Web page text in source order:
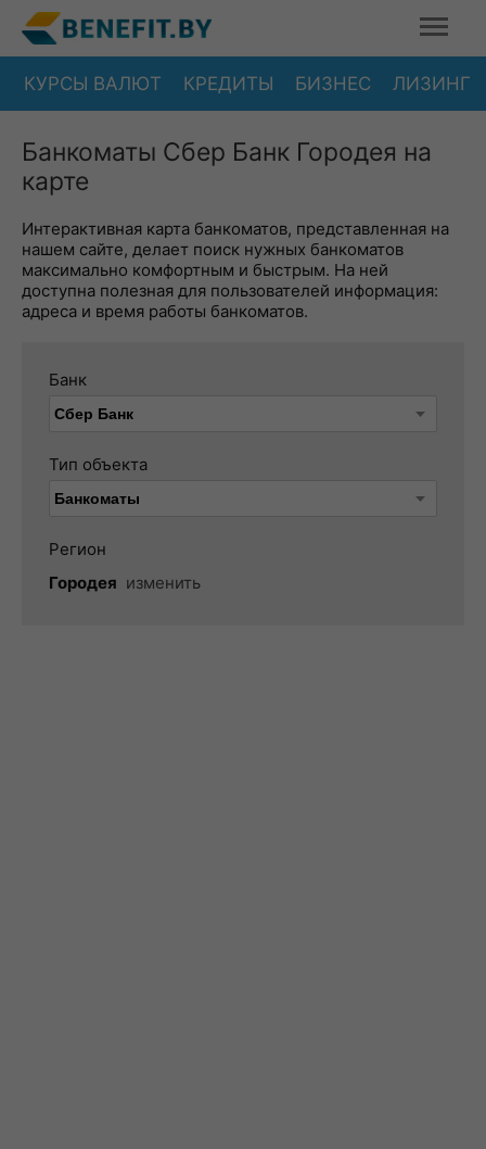
КУРСЫ ВАЛЮТ КРЕДИТЫ БИЗНЕС ЛИЗИНГ
Банкоматы Сбер Банк Городея на
карте
Интерактивная карта банкоматов, представленная на
нашем сайте, делает поиск нужных банкоматов
максимально комфортным и быстрым. На ней
доступна полезная для пользователей информация:
адреса и время работы банкоматов.
Банк
Тип объекта
Регион
Городея изменить